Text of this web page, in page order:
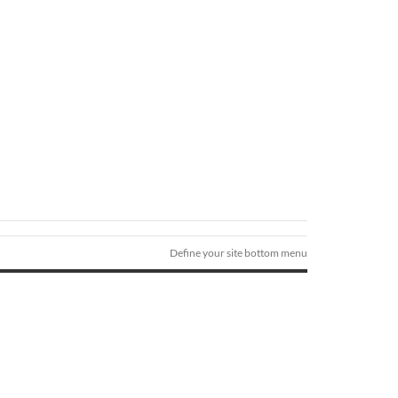
Define your site bottom menu